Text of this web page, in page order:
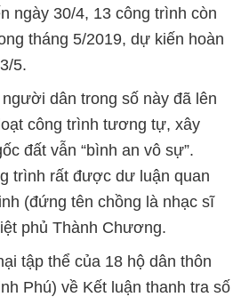
ngày 30/4, 13 công trình còn
tháng 5/2019, dự kiến hoàn
5.
dân trong số này đã lên
công trình tương tự, xây
đất vẫn “bình an vô sự”.
trình rất được dư luận quan
(đứng tên chồng là nhạc sĩ
phủ Thành Chương.
tập thể của 18 hộ dân thôn
Phú) về Kết luận thanh tra số